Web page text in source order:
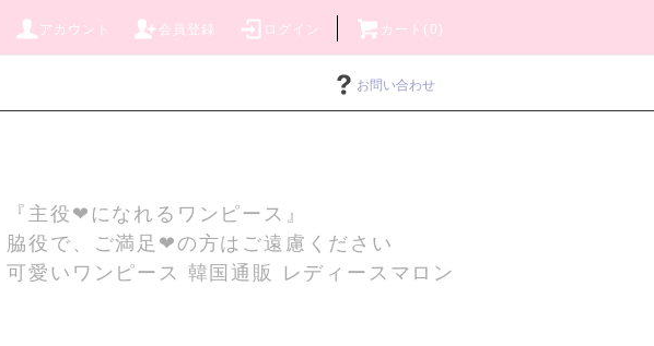
アカウント 会員登録 ログイン カート(0)
お問い合わせ
『主役❤になれるワンピース』
脇役で、ご満足❤の方はご遠慮ください
可愛いワンピース 韓国通販 レディースマロン